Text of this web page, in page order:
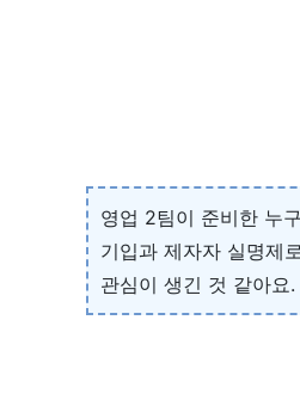
영업 2팀이 준비한 누
기입과 제자자 실명제
관심이 생긴 것 같아요.